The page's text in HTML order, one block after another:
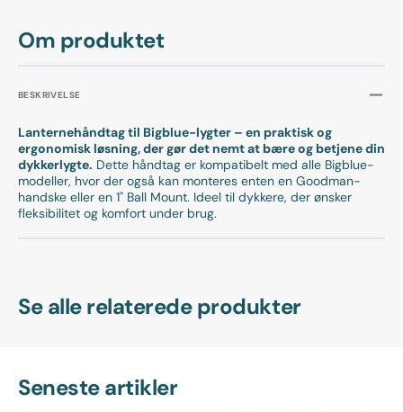
Om produktet
BESKRIVELSE
Lanternehåndtag til Bigblue-lygter – en praktisk og
ergonomisk løsning, der gør det nemt at bære og betjene din
dykkerlygte. Dette håndtag er kompatibelt med alle Bigblue-
modeller, hvor der også kan monteres enten en Goodman-
handske eller en 1" Ball Mount. Ideel til dykkere, der ønsker
fleksibilitet og komfort under brug.
Se alle relaterede produkter
Seneste artikler